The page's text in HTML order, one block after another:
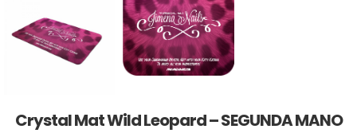
Crystal Mat Wild Leopard – SEGUNDA MANO